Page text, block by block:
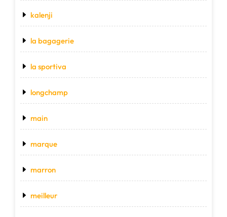
kalenji
la bagagerie
la sportiva
longchamp
main
marque
marron
meilleur